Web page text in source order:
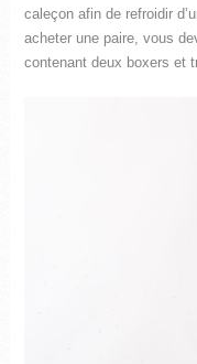
caleçon afin de refroidir
acheter une paire, vous
contenant deux boxers et